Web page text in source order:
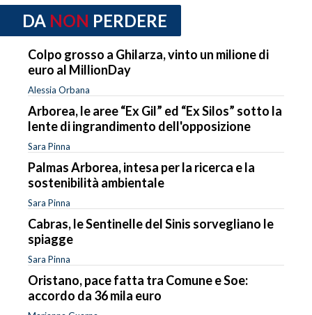
DA NON PERDERE
Colpo grosso a Ghilarza, vinto un milione di
euro al MillionDay
Alessia Orbana
Arborea, le aree “Ex Gil” ed “Ex Silos” sotto la
lente di ingrandimento dell'opposizione
Sara Pinna
Palmas Arborea, intesa per la ricerca e la
sostenibilità ambientale
Sara Pinna
Cabras, le Sentinelle del Sinis sorvegliano le
spiagge
Sara Pinna
Oristano, pace fatta tra Comune e Soe:
accordo da 36 mila euro